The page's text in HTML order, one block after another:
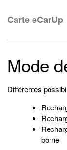
Carte eCarUp
Mode
Différentes
borne